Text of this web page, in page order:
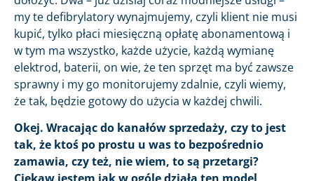
my te defibrylatory wynajmujemy, czyli klient nie musi
kupić, tylko płaci miesięczną opłatę abonamentową i
w tym ma wszystko, każde użycie, każdą wymianę
elektrod, baterii, on wie, że ten sprzęt ma być zawsze
sprawny i my go monitorujemy zdalnie, czyli wiemy,
że tak, będzie gotowy do użycia w każdej chwili.
Okej. Wracając do kanałów sprzedaży, czy to jest
tak, że ktoś po prostu u was to bezpośrednio
zamawia, czy też, nie wiem, to są przetargi?